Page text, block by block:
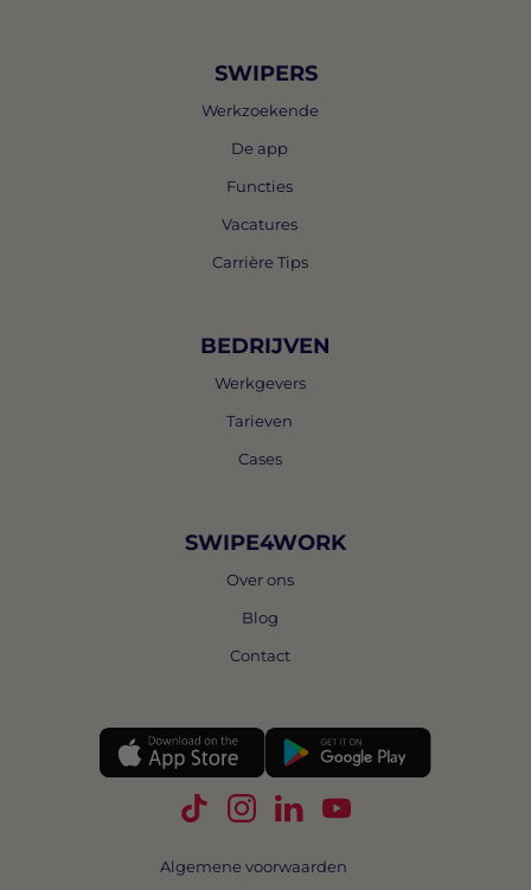
SWIPERS
Werkzoekende
De app
Functies
Vacatures
Carrière Tips
BEDRIJVEN
Werkgevers
Tarieven
Cases
SWIPE4WORK
Over ons
Blog
Contact
Volg Swipe4Work op TikTok
Volg Swipe4Work op
Volg Swipe4Work op
Volg Swipe4Work
Algemene voorwaarden